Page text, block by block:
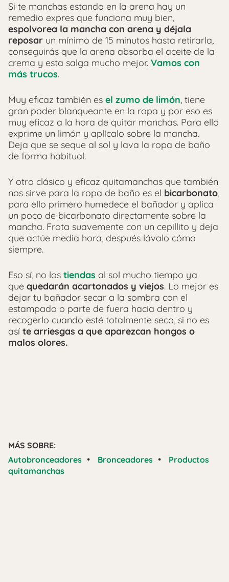
Si te manchas estando en la arena hay un
remedio expres que funciona muy bien,
espolvorea la mancha con arena y déjala
reposar un mínimo de 15 minutos hasta retirarla,
conseguirás que la arena absorba el aceite de la
crema y esta salga mucho mejor. Vamos con
más trucos.
Muy eficaz también es el zumo de limón, tiene
gran poder blanqueante en la ropa y por eso es
muy eficaz a la hora de quitar manchas. Para ello
exprime un limón y aplícalo sobre la mancha.
Deja que se seque al sol y lava la ropa de baño
de forma habitual.
Y otro clásico y eficaz quitamanchas que también
nos sirve para la ropa de baño es el bicarbonato,
para ello primero humedece el bañador y aplica
un poco de bicarbonato directamente sobre la
mancha. Frota suavemente con un cepillito y deja
que actúe media hora, después lávalo cómo
siempre.
Eso sí, no los tiendas al sol mucho tiempo ya
que quedarán acartonados y viejos. Lo mejor es
dejar tu bañador secar a la sombra con el
estampado o parte de fuera hacia dentro y
recogerlo cuando esté totalmente seco, si no es
así te arriesgas a que aparezcan hongos o
malos olores.
MÁS SOBRE:
Autobronceadores • Bronceadores •
Productos
quitamanchas